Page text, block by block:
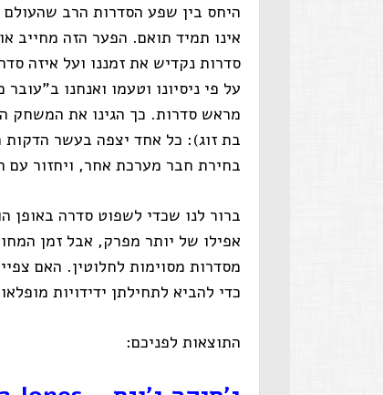
היחס בין שפע הסדרות הרב שהעולם
אינו תמיד תואם. הפער הזה מחייב
סדרות נקדיש את זמננו ועל איזה
על פי ניסיונו וטעמו ואנחנו
מראש סדרות. כך הגינו את המשחק
בת זוג): כל אחד יצפה בעשר
בחירת חבר מערכת אחר, ויחזור עם
ברור לנו שכדי לשפוט סדרה באופן
אפילו של יותר מפרק, אבל זמן
מסדרות מסוימות לחלוטין. האם
כדי להביא לתחילתן ידידויות
התוצאות לפניכם: